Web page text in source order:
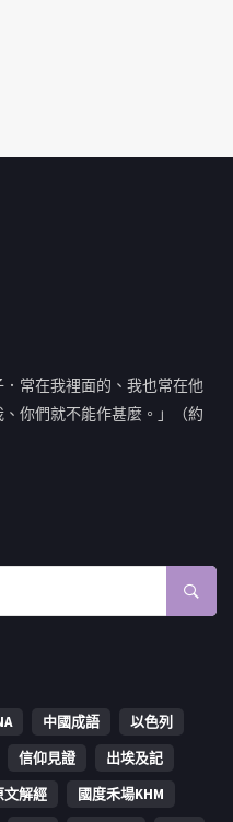
常在我裡面的、我也常在他
你們就不能作甚麼。」（約
中國成語
以色列
信仰見證
出埃及記
文解經
國度禾場KHM